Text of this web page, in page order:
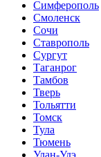
Симферополь
Смоленск
Сочи
Ставрополь
Сургут
Таганрог
Тамбов
Тверь
Тольятти
Томск
Тула
Тюмень
Улан-Удэ